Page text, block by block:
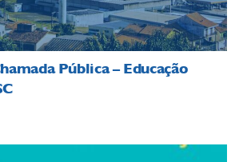
Pública – Educação